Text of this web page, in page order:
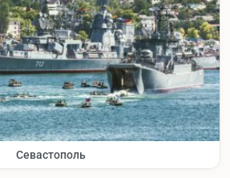
Севастополь